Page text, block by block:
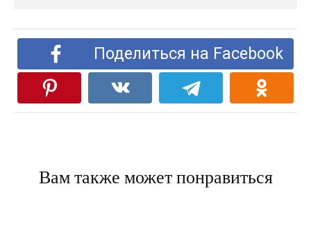
Поделиться на Facebook
Вам также может понравиться